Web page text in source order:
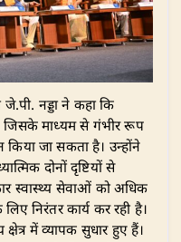
जे.पी. नड्डा ने कहा कि
जिसके माध्यम से गंभीर रूप
जा सकता है। उन्होंने
दोनों दृष्टियों से
स्वास्थ्य सेवाओं को अधिक
निरंतर कार्य कर रही है।
क्षेत्र में व्यापक सुधार हुए हैं।